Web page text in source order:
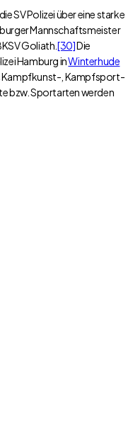
SV Polizei über eine starke
Mannschaftsmeister
Goliath.[30]Die
Hamburg inWinterhude
Kampfkunst-, Kampfsport-
bzw. Sportarten werden